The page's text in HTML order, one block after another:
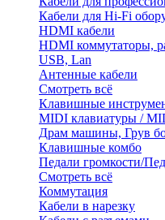
Кабели для Hi-Fi
HDMI кабели
HDMI коммутаторы,
USB, Lan
Антенные кабели
Смотреть всё
Клавишные
MIDI клавиатуры /
Драм машины, Грув
Клавишные комбо
Педали громкости/
Смотреть всё
Коммутация
Кабели в нарезку